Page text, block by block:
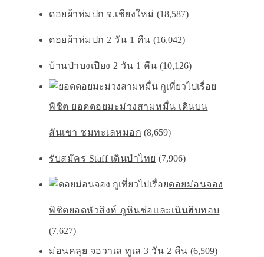
ดอยผ้าห่มปก จ.เชียงใหม่ (18,587)
ดอยผ้าห่มปก 2 วัน 1 คืน (16,042)
บ้านป่าบงเปียง 2 วัน 1 คืน (10,126)
พิชิต ยอดดอยมะม่วงสามหมื่น เดินบน
สันเขา ชมทะเลหมอก (8,659)
รับสมัคร Staff เดินป่าไทย (7,906)
ดอยม่อนจอง
พิชิตยอดหัวสิงห์ ภูหินช่อเเละเนินฮิบหอบ
(7,627)
ม่อนคลุย จอวาเล ทูเล 3 วัน 2 คืน (6,509)